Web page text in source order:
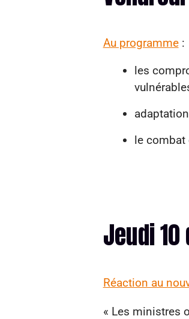
Au programme:
les
le combat
Jeudi
Réaction au
« Les ministres